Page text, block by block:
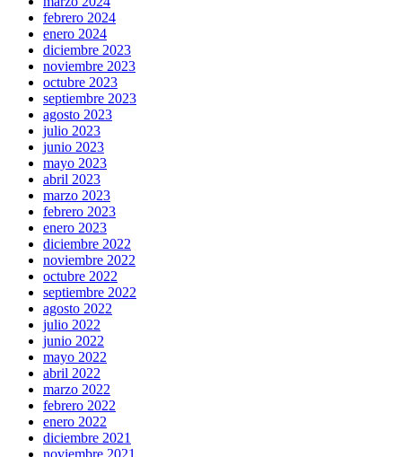
febrero 2024
enero 2024
diciembre 2023
noviembre 2023
octubre 2023
septiembre 2023
agosto 2023
julio 2023
junio 2023
mayo 2023
abril 2023
marzo 2023
febrero 2023
enero 2023
diciembre 2022
noviembre 2022
octubre 2022
septiembre 2022
agosto 2022
julio 2022
junio 2022
mayo 2022
abril 2022
marzo 2022
febrero 2022
enero 2022
diciembre 2021
noviembre 2021